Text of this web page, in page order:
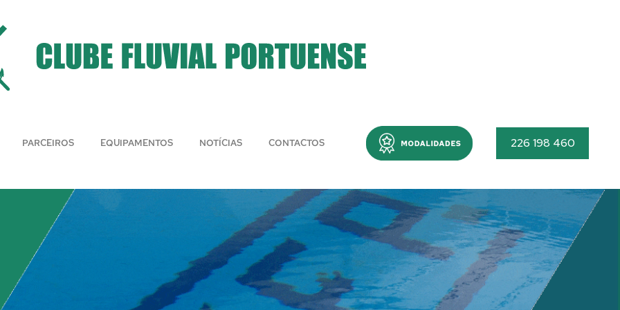
PARCEIROS EQUIPAMENTOS NOTÍCIAS CONTACTOS Menu 226 198 460